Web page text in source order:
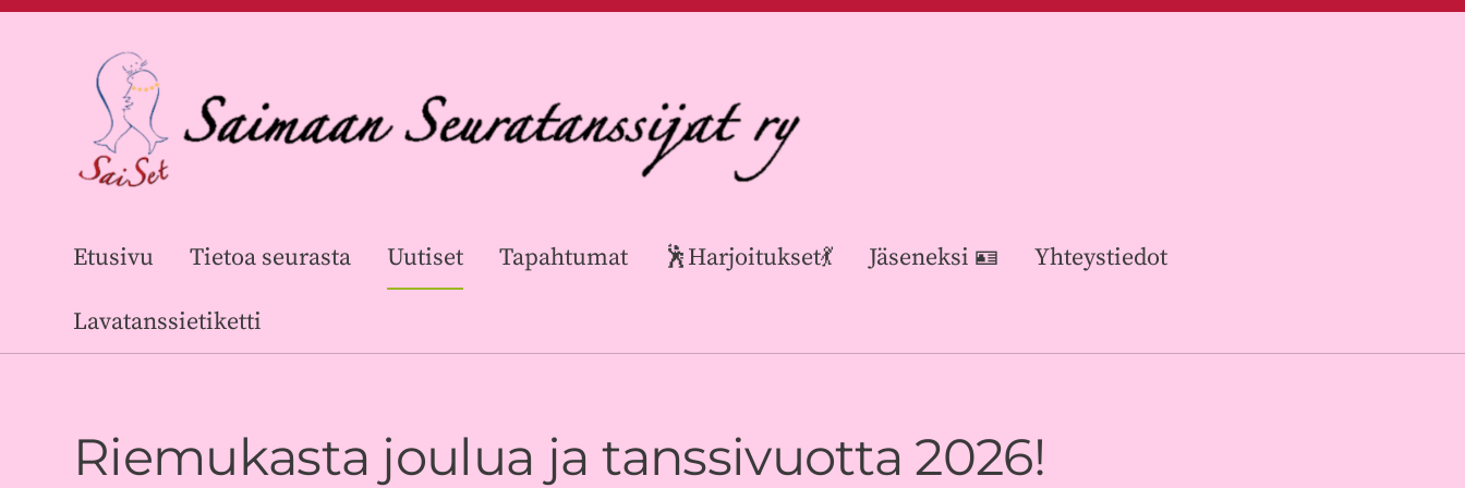
sisältöön
Saimaan Seuratanssijat ry
Etusivu Tietoa seurasta Uutiset Tapahtumat 🕺Harjoitukset💃 Jäseneksi 🪪 Yhteystiedot
Lavatanssietiketti
Riemukasta joulua ja tanssivuotta 2026!